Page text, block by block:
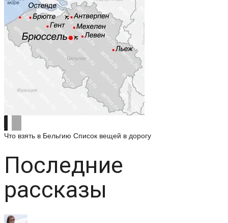
Что взять в Бельгию Список вещей в дорогу
Последние
рассказы